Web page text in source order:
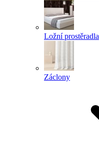
Ložní prostěradla
Záclony